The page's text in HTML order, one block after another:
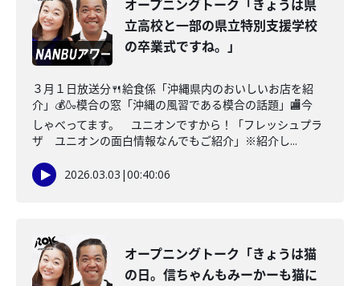
オープニングトーク「きょうは県
立高校と一部の県立特別支援学校
の卒業式ですね。」
３月１日放送分🍴給食係「沖縄県内のおいしいお店を紹
介」💰🍶模合の窓「沖縄の風習である模合の話題」🏬今
しゃべってます。 ユニオンですから！「フレッシュプラ
ザ ユニオンの面白情報なんでもご紹介」※紹介し...
2026.03.03 |00:40:06
オープニングトーク「きょうは猫
の日。信ちゃんもみーかーも猫に